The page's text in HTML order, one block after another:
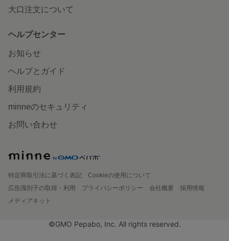
大口注文について
ヘルプセンター
お知らせ
ヘルプとガイド
利用規約
minneのセキュリティ
お問い合わせ
特定商取引法に基づく表記
Cookieの使用について
広告識別子の取得・利用
プライバシーポリシー 会社概要
採用情報
メディアキット
©GMO Pepabo, Inc. All rights reserved.